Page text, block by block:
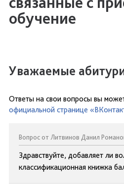
обучение
Уважаемые
Ответы на свои вопросы вы
официальной странице
Вопрос от Литвинов Данил
Здравствуйте, добавляет ли
классификационная книжка